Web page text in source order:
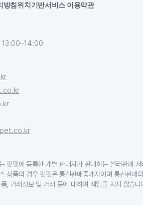
방침위치기반서비스 이용약관
13:00~14:00
핏펫에 등록한 개별 판매자가 판매하는 셀러판매
상품의 경우 핏펫은 통신판매중개자이며 통신판매
, 거래정보 및 거래 등에 대하여 책임을 지지 않습니